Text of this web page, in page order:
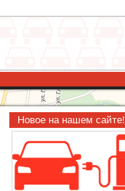
Новое на нашем сайте!